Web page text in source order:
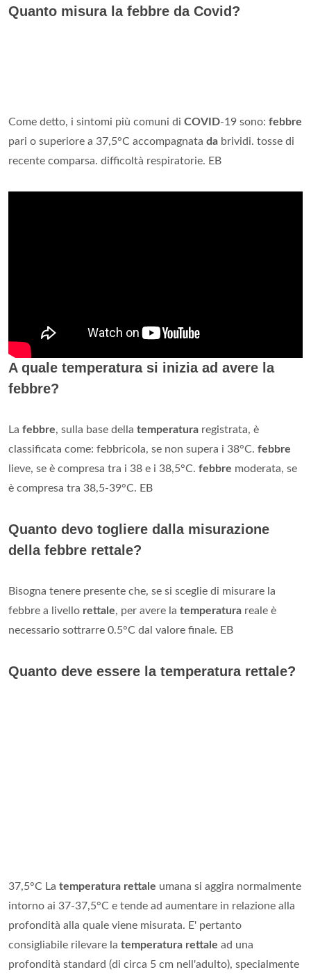
Quanto misura la febbre da Covid?
Come detto, i sintomi più comuni di COVID-19 sono: febbre
pari o superiore a 37,5°C accompagnata da brividi. tosse di
recente comparsa. difficoltà respiratorie. EB
A quale temperatura si inizia ad avere la
febbre?
La febbre, sulla base della temperatura registrata, è
classificata come: febbricola, se non supera i 38°C. febbre
lieve, se è compresa tra i 38 e i 38,5°C. febbre moderata, se
è compresa tra 38,5-39°C. EB
Quanto devo togliere dalla misurazione
della febbre rettale?
Bisogna tenere presente che, se si sceglie di misurare la
febbre a livello rettale, per avere la temperatura reale è
necessario sottrarre 0.5°C dal valore finale. EB
Quanto deve essere la temperatura rettale?
37,5°C La temperatura rettale umana si aggira normalmente
intorno ai 37-37,5°C e tende ad aumentare in relazione alla
profondità alla quale viene misurata. E' pertanto
consigliabile rilevare la temperatura rettale ad una
profondità standard (di circa 5 cm nell'adulto), specialmente